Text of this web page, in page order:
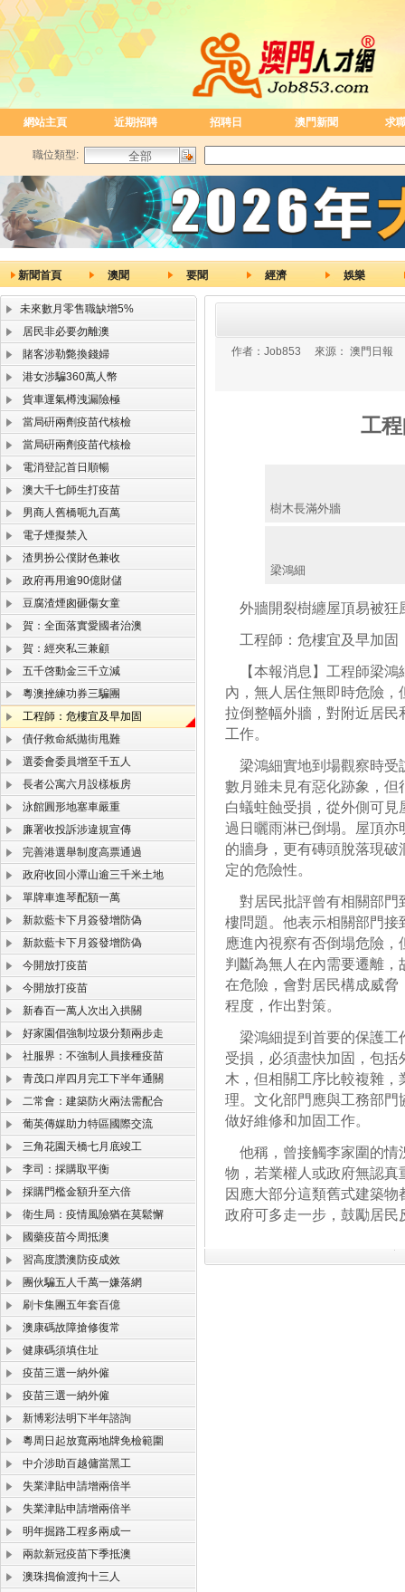
網站主頁 近期招聘 招聘日 澳門新聞 求
職位類型:
新聞首頁 澳聞 要聞 經濟 娛樂
未來數月零售職缺增5%
居民非必要勿離澳
賭客涉勒斃換錢婦
港女涉騙360萬人幣
貨車運氣樽洩漏險極
當局硏兩劑疫苗代核檢
當局硏兩劑疫苗代核檢
電消登記首日順暢
澳大千七師生打疫苗
男商人舊橋呃九百萬
電子煙擬禁入
渣男扮公僕財色兼收
政府再用逾90億財儲
豆腐渣煙囪砸傷女童
賀：全面落實愛國者治澳
賀：經夾私三兼顧
五千啓動金三千立減
粵澳挫練功券三騙團
工程師：危樓宜及早加固
債仔救命紙拋街甩難
選委會委員增至千五人
長者公寓六月設樣板房
泳館圓形地塞車嚴重
廉署收投訴涉違規宣傳
完善港選舉制度高票通過
政府收回小潭山逾三千米土地
單牌車進琴配額一萬
新款藍卡下月簽發增防偽
新款藍卡下月簽發增防偽
今開放打疫苗
今開放打疫苗
新春百一萬人次出入拱關
好家園倡強制垃圾分類兩步走
社服界：不強制人員接種疫苗
青茂口岸四月完工下半年通關
二常會：建築防火兩法需配合
葡英傳媒助力特區國際交流
三角花園天橋七月底竣工
李司：採購取平衡
採購門檻金額升至六倍
衛生局：疫情風險猶在莫鬆懈
國藥疫苗今周抵澳
習高度讚澳防疫成效
團伙騙五人千萬一嫌落網
刷卡集團五年套百億
澳康碼故障搶修復常
健康碼須填住址
疫苗三選一納外僱
疫苗三選一納外僱
新博彩法明下半年諮詢
粵周日起放寬兩地牌免檢範圍
中介涉助百越傭當黑工
失業津貼申請增兩倍半
失業津貼申請增兩倍半
明年掘路工程多兩成一
兩款新冠疫苗下季抵澳
澳珠搗偷渡拘十三人
作者： Job853 來源： 澳門日報
工
樹木長滿外牆
梁鴻細
外牆開裂樹纏屋頂易被狂
工程師：危樓宜及早加固
【本報消息】工程師梁鴻
內，無人居住無即時危險
拉倒整幅外牆，對附近居
工作。
梁鴻細實地到場觀察時受
數月雖未見有惡化跡象，
白蟻蛀蝕受損，從外側可
過日曬雨淋已倒塌。屋頂
的牆身，更有磚頭脫落現
定的危險性。
對居民批評曾有相關部門
樓問題。他表示相關部門
應進內視察有否倒塌危險
判斷為無人在內需要遷離
在危險，會對居民構成威
程度，作出對策。
梁鴻細提到首要的保護工
受損，必須盡快加固，包
木，但相關工序比較複雜
理。文化部門應與工務部
做好維修和加固工作。
他稱，曾接觸李家圍的情
物，若業權人或政府無認
因應大部分這類舊式建築
政府可多走一步，鼓勵居民